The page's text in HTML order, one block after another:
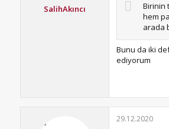
SalihAkıncı
Birinin
hem
arada
Bunu da iki
ediyorum
29.12.2020